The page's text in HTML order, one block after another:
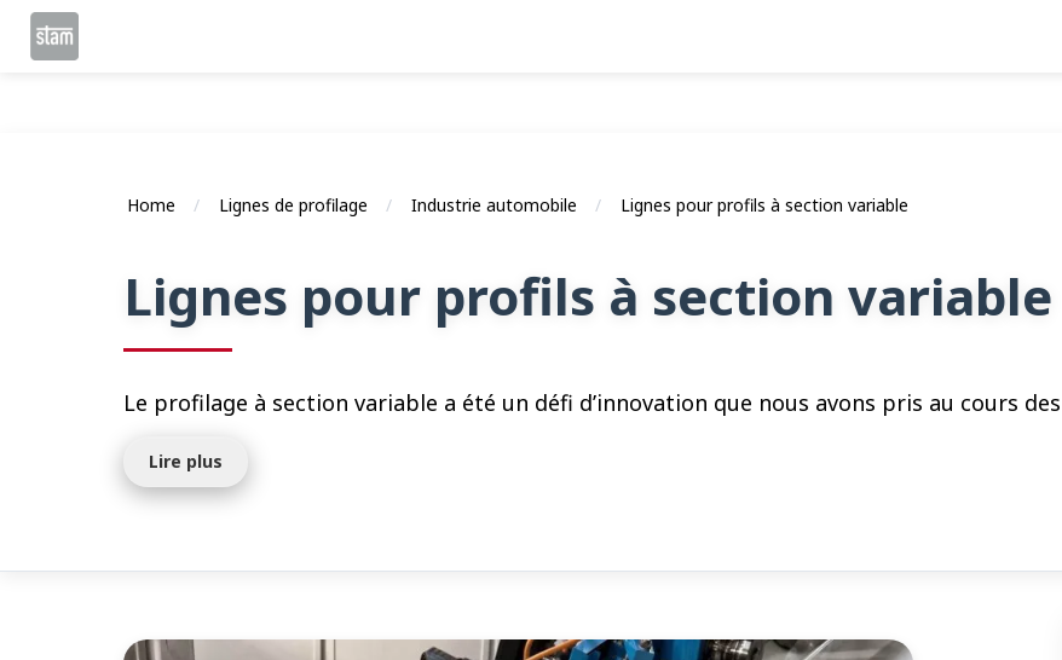
Home Lignes de profilage Industrie automobile Lignes pour profils à section variable
Lignes pour profils à section variable
Le profilage à section variable a été un défi d’innovation que nous avons pris au cours
Lire plus